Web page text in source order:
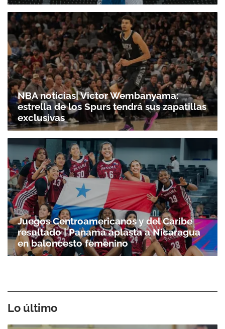
NBA noticias| Victor Wembanyama:
estrella de los Spurs tendrá sus zapatillas
exclusivas
Juegos Centroamericanos y del Caribe
resultado | Panamá aplasta a Nicaragua
en baloncesto femenino
Lo último